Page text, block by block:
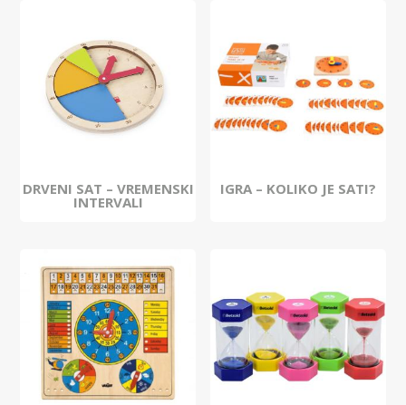
DRVENI SAT – VREMENSKI
INTERVALI
IGRA – KOLIKO JE SATI?